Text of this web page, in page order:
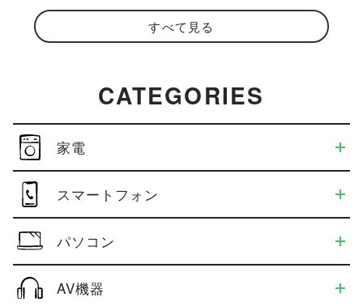
すべて見る
CATEGORIES
家電
スマートフォン
パソコン
AV機器